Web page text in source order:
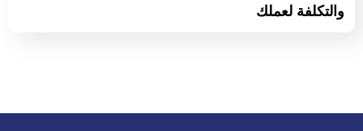
والتكلفة لعملك